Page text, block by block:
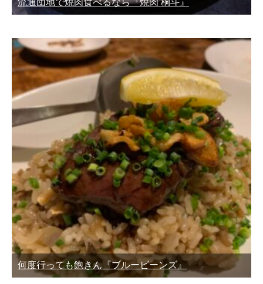
何度行っても飽きん『ブルービーンズ』